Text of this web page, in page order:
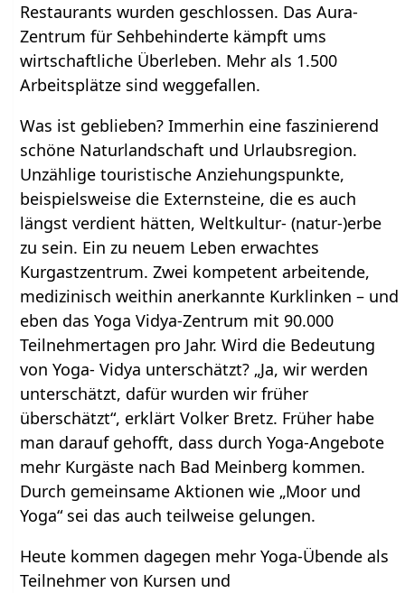
Restaurants wurden geschlossen. Das Aura-
Zentrum für Sehbehinderte kämpft ums
wirtschaftliche Überleben. Mehr als 1.500
Arbeitsplätze sind weggefallen.
Was ist geblieben? Immerhin eine faszinierend
schöne Naturlandschaft und Urlaubsregion.
Unzählige touristische Anziehungspunkte,
beispielsweise die Externsteine, die es auch
längst verdient hätten, Weltkultur- (natur-)erbe
zu sein. Ein zu neuem Leben erwachtes
Kurgastzentrum. Zwei kompetent arbeitende,
medizinisch weithin anerkannte Kurklinken – und
eben das Yoga Vidya-Zentrum mit 90.000
Teilnehmertagen pro Jahr. Wird die Bedeutung
von Yoga- Vidya unterschätzt? „Ja, wir werden
unterschätzt, dafür wurden wir früher
überschätzt“, erklärt Volker Bretz. Früher habe
man darauf gehofft, dass durch Yoga-Angebote
mehr Kurgäste nach Bad Meinberg kommen.
Durch gemeinsame Aktionen wie „Moor und
Yoga“ sei das auch teilweise gelungen.
Heute kommen dagegen mehr Yoga-Übende als
Teilnehmer von Kursen und